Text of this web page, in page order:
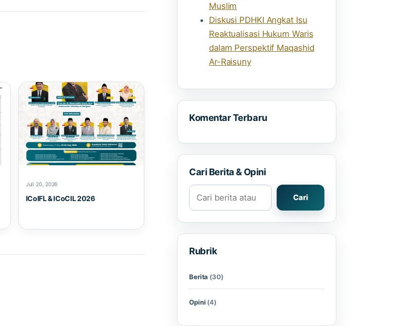
Juli 20, 2026
ICoIFL & ICoCIL 2026
Muslim
Diskusi PDHKI Angkat Isu
Reaktualisasi Hukum Waris
dalam Perspektif Maqashid
Ar-Raisuny
Komentar Terbaru
Cari Berita & Opini
Cari berita atau opini
Cari
Rubrik
Berita (30)
Opini (4)